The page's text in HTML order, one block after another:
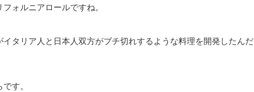
ォルニアロールですね。
イタリア人と日本人双方がブチ切れするような料理を開発したんだ
す。